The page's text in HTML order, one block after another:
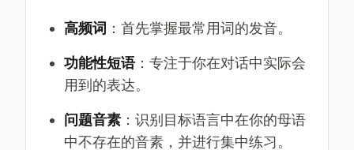
高频词 ：首先掌握最常用词的发音。
功能性短语：专注于你在对话中实际会
用到的表达。
问题音素 ：识别目标语言中在你的母语
中不存在的音素，并进行集中练习。